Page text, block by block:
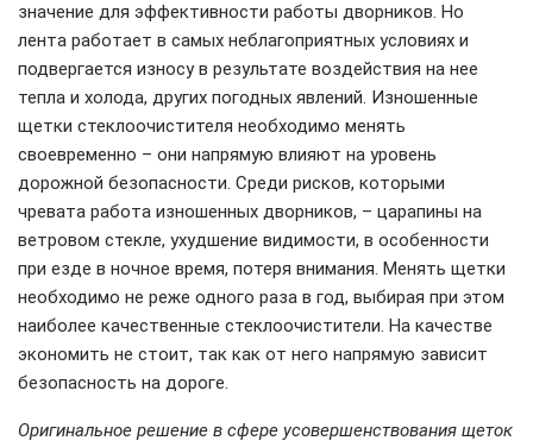
значение для эффективности работы дворников. Но
лента работает в самых неблагоприятных условиях и
подвергается износу в результате воздействия на нее
тепла и холода, других погодных явлений. Изношенные
щетки стеклоочистителя необходимо менять
своевременно – они напрямую влияют на уровень
дорожной безопасности. Среди рисков, которыми
чревата работа изношенных дворников, – царапины на
ветровом стекле, ухудшение видимости, в особенности
при езде в ночное время, потеря внимания. Менять щетки
необходимо не реже одного раза в год, выбирая при этом
наиболее качественные стеклоочистители. На качестве
экономить не стоит, так как от него напрямую зависит
безопасность на дороге.
Оригинальное решение в сфере усовершенствования щеток